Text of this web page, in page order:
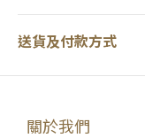
送貨及付款方式
關於我們